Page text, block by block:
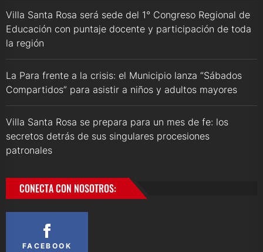
Villa Santa Rosa será sede del 1° Congreso Regional de
Educación con puntaje docente y participación de toda
la región
La Para frente a la crisis: el Municipio lanza “Sábados
Compartidos” para asistir a niños y adultos mayores
Villa Santa Rosa se prepara para un mes de fe: los
secretos detrás de sus singulares procesiones
patronales
CONECTA CON NOSOTROS:
FACEBOOK